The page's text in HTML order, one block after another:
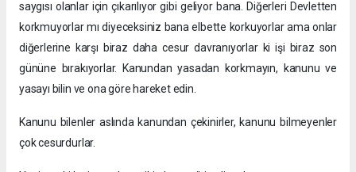
saygısı olanlar için çıkarılıyor gibi geliyor bana. Diğerleri Devletten
korkmuyorlar mı diyeceksiniz bana elbette korkuyorlar ama onlar
diğerlerine karşı biraz daha cesur davranıyorlar ki işi biraz son
gününe bırakıyorlar. Kanundan yasadan korkmayın, kanunu ve
yasayı bilin ve ona göre hareket edin.
Kanunu bilenler aslında kanundan çekinirler, kanunu bilmeyenler
çok cesurdurlar.